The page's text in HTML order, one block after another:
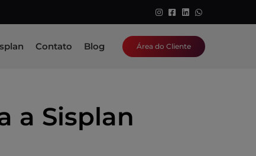
Contato Blog Área do Cliente
a Sisplan